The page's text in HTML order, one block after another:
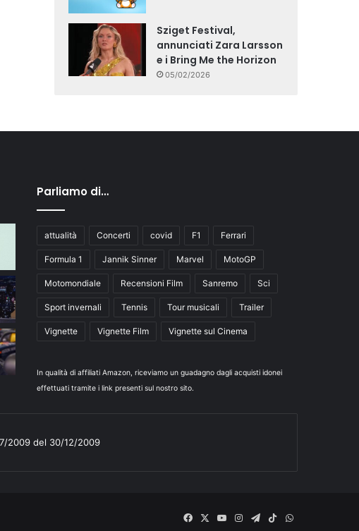
Sziget Festival,
annunciati Zara Larsson
e i Bring Me the Horizon
05/02/2026
Parliamo di…
attualità Concerti covid F1 Ferrari
Formula 1 Jannik Sinner Marvel MotoGP
Motomondiale Recensioni Film Sanremo Sci
Sport invernali Tennis Tour musicali Trailer
Vignette Vignette Film Vignette sul Cinema
In qualità di affiliati Amazon, riceviamo un guadagno dagli acquisti idonei
effettuati tramite i link presenti sul nostro sito.
2009 del 30/12/2009
Facebook
X
YouInstagram
Telegram
TikTokWhatsApp